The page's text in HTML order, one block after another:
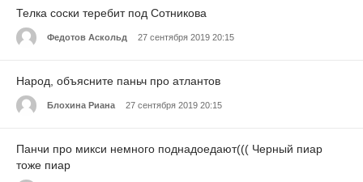
Телка соски теребит под Сотникова
Федотов Аскольд 27 сентября 2019 20:15
Народ, объясните паньч про атлантов
Блохина Риана 27 сентября 2019 20:15
Панчи про микси немного поднадоедают((( Черный пиар
тоже пиар